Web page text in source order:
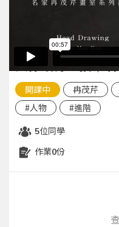
限時優惠｜
人像頭骨素描｜
開課中 冉茂芹
#人物
#進階
5位同學
作業0份